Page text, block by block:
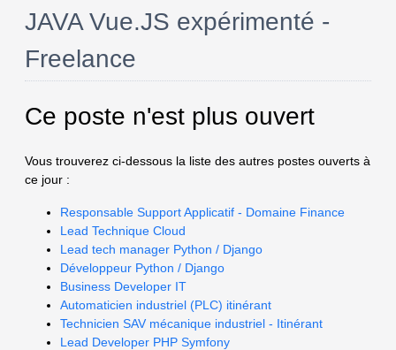
JAVA Vue.JS expérimenté -
Freelance
Ce poste n'est plus ouvert
Vous trouverez ci-dessous la liste des autres postes ouverts à
ce jour :
Responsable Support Applicatif - Domaine Finance
Lead Technique Cloud
Lead tech manager Python / Django
Développeur Python / Django
Business Developer IT
Automaticien industriel (PLC) itinérant
Technicien SAV mécanique industriel - Itinérant
Lead Developer PHP Symfony